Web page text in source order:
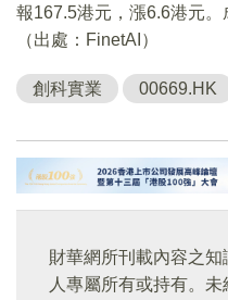
報167.5港元，漲6.6港元。
（出處：FinetAI）
創科實業 00669.HK
財華網所刊載內容之
人專屬所有或持有。